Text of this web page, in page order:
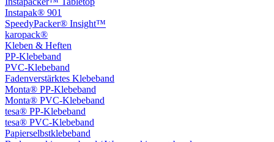
Instapak® 901
SpeedyPacker® Insight™
karopack®
Kleben & Heften
PP-Klebeband
PVC-Klebeband
Fadenverstärktes Klebeband
Monta® PP-Klebeband
Monta® PVC-Klebeband
tesa® PP-Klebeband
tesa® PVC-Klebeband
Papierselbstklebeband